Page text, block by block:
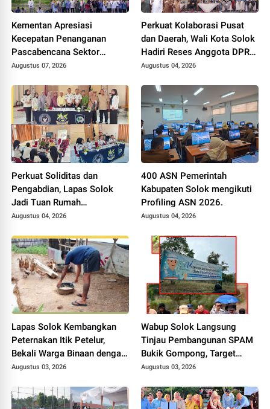
Kementan Apresiasi
Kecepatan Penanganan
Pascabencana Sektor
Pertanian Kabupaten Solok,
dari 13 Menjadi 74 Unit.
Augustus 07, 2026
Perkuat Kolaborasi Pusat
dan Daerah, Wali Kota Solok
Hadiri Reses Anggota DPR
RI H. Zigo Rolanda
Augustus 04, 2026
Perkuat Soliditas dan
Pengabdian, Lapas Solok
Jadi Tuan Rumah
Musyawarah Pembentukan
Daerah.
Augustus 04, 2026
400 ASN Pemerintah
Kabupaten Solok mengikuti
Profiling ASN 2026.
Augustus 04, 2026
Lapas Solok Kembangkan
Peternakan Itik Petelur,
Bekali Warga Binaan dengan
Keterampilan Produktif.
Augustus 03, 2026
Wabup Solok Langsung
Tinjau Pembangunan SPAM
Bukik Gompong, Target
Rampung Akhir Oktober
Augustus 03, 2026